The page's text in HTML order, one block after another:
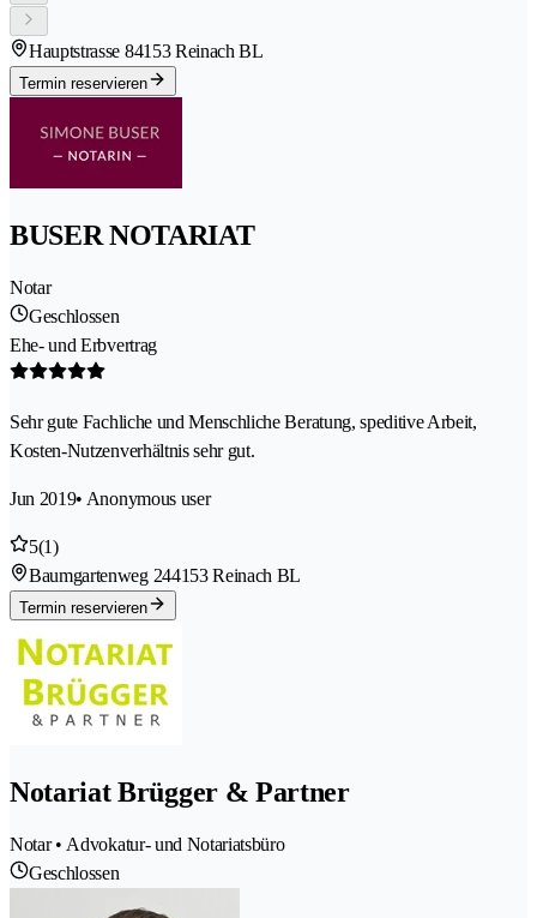
Hauptstrasse 84153 Reinach BL
Termin reservieren
BUSER NOTARIAT
Notar
Geschlossen
Ehe- und Erbvertrag
Sehr gute Fachliche und Menschliche Beratung, speditive Arbeit,
Kosten-Nutzenverhältnis sehr gut.
Jun 2019• Anonymous user
5(1)
Baumgartenweg 244153 Reinach BL
Termin reservieren
Notariat Brügger & Partner
Notar • Advokatur- und Notariatsbüro
Geschlossen